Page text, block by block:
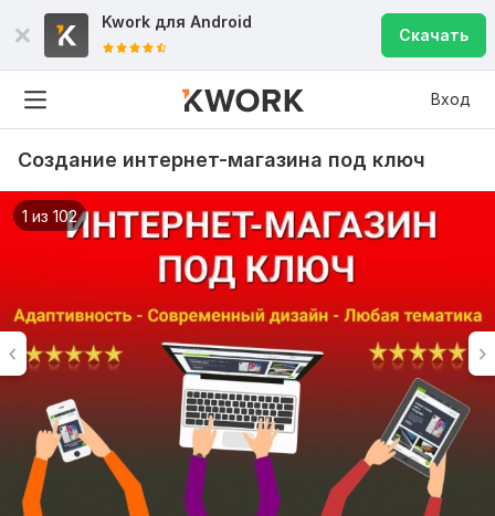
Kwork для Android
Скачать
Вход
Создание интернет-магазина под ключ
1 из 102